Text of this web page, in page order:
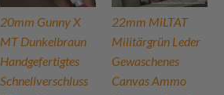
20mm Gunny X
MT Dunkelbraun
Handgefertigtes
Schnellverschluss
22mm MiLTAT
Militärgrün Leder
Gewaschenes
Canvas Ammo